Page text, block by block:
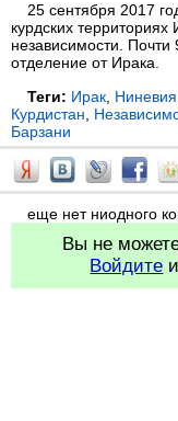
25 сентября 2017
курдских
независимости. Почти
отделение от Ирака.
Теги: Ирак Ниневия
Курдистан
Барзани
еще нет ниодного
Вы не
Войдите